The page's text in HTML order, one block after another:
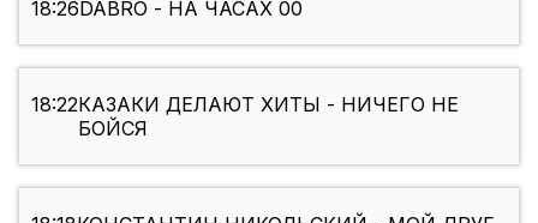
18:26DABRO - НА ЧАСАХ 00
18:22КАЗАКИ ДЕЛАЮТ ХИТЫ - НИЧЕГО НЕ
БОЙСЯ